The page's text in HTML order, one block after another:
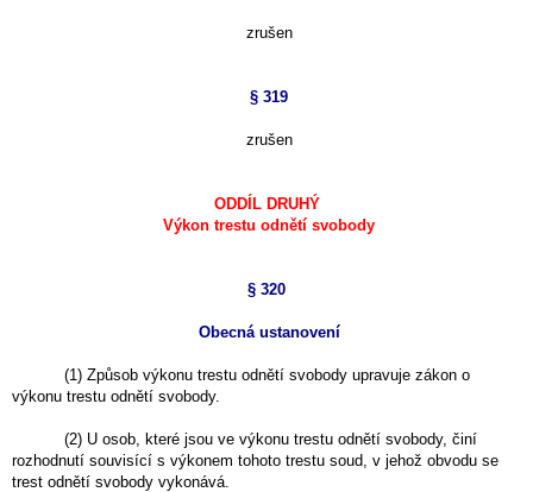
zrušen
§ 319
zrušen
ODDÍL DRUHÝ
Výkon trestu odnětí svobody
§ 320
Obecná ustanovení
(1) Způsob výkonu trestu odnětí svobody upravuje zákon o
výkonu trestu odnětí svobody.
(2) U osob, které jsou ve výkonu trestu odnětí svobody, činí
rozhodnutí souvisící s výkonem tohoto trestu soud, v jehož obvodu se
trest odnětí svobody vykonává.